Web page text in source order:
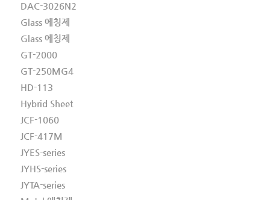
DAC-3026N2
Glass 에칭제
Glass 에칭제
GT-2000
GT-250MG4
HD-113
Hybrid Sheet
JCF-1060
JCF-417M
JYES-series
JYHS-series
JYTA-series